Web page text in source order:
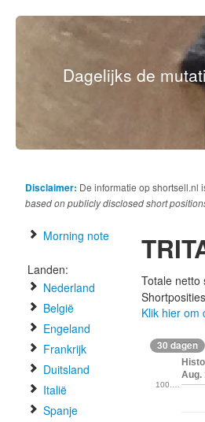
Dagelijks de
Disclaimer: De informatie op
based on publicly disclosed short
Morning note
Landen:
Nederland
België
Engeland
Frankrijk
Duitsland
Italië
Spanje
Totale
Klik hier om
30 dagen
Aug.
100.…